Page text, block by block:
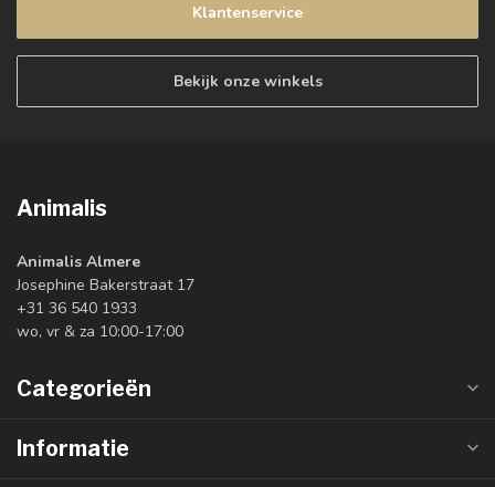
Klantenservice
Bekijk onze winkels
Animalis
Animalis Almere
Josephine Bakerstraat 17
+31 36 540 1933
wo, vr & za 10:00-17:00
Categorieën
Informatie